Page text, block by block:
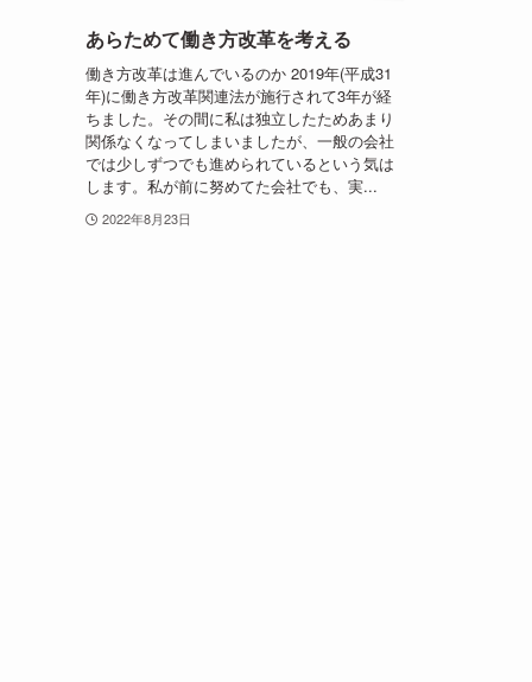
あらためて働き方改革を考える
働き方改革は進んでいるのか 2019年(平成31
年)に働き方改革関連法が施行されて3年が経
ちました。その間に私は独立したためあまり
関係なくなってしまいましたが、一般の会社
では少しずつでも進められているという気は
します。私が前に努めてた会社でも、実...
2022年8月23日